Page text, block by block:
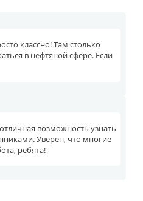
классно! Там столько
в нефтяной сфере. Если
возможность узнать
Уверен, что многие
ребята!